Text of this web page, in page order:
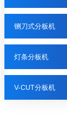
铡刀式分板机
灯条分板机
V-CUT分板机